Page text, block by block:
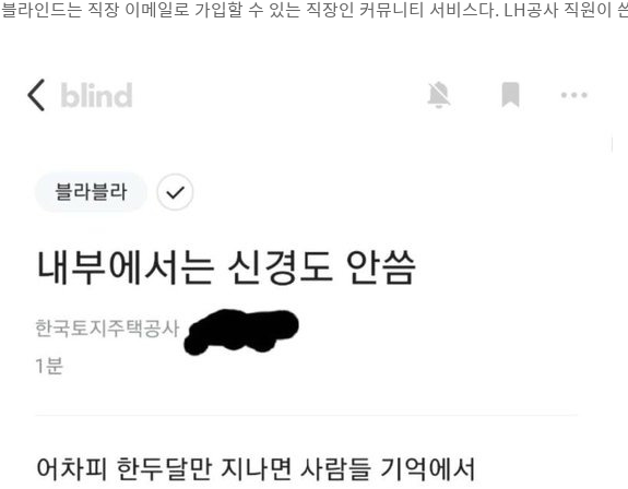
블라인드는 직장 이메일로 가입할 수 있는 직장인 커뮤니티 서비스다. LH공사 직원이